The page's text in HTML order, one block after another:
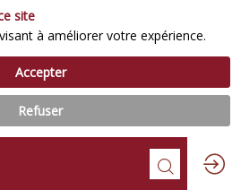
site
à améliorer votre expérience.
Accepter
Refuser